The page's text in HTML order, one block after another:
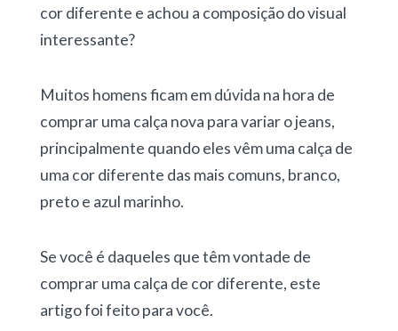
cor diferente e achou a composição do visual
interessante?
Muitos homens ficam em dúvida na hora de
comprar uma calça nova para variar o jeans,
principalmente quando eles vêm uma calça de
uma cor diferente das mais comuns, branco,
preto e azul marinho.
Se você é daqueles que têm vontade de
comprar uma calça de cor diferente, este
artigo foi feito para você.